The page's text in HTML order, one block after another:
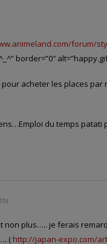
forum/
border=”0″
pour acheter les places
du temps patati
non plus….. je ferais
( http://japan-expo.com/